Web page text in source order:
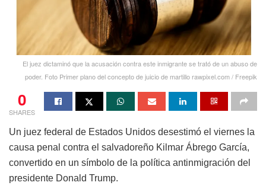
El juez dictaminó que la acusación contra este inmigrante se trató de un abuso de
poder. Foto Primer plano del concepto de juicio de martillo rawpixel.com / Freepik
0
SHARES
Un juez federal de Estados Unidos desestimó el viernes la
causa penal contra el salvadoreño Kilmar Ábrego García,
convertido en un símbolo de la política antinmigración del
presidente Donald Trump.